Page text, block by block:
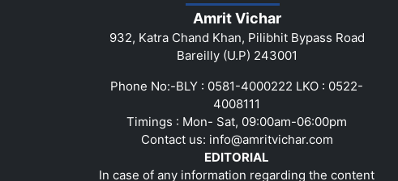
Amrit Vichar
932, Katra Chand Khan, Pilibhit Bypass Road
Bareilly (U.P) 243001
Phone No:-BLY : 0581-4000222 LKO : 0522-
4008111
Timings : Mon- Sat, 09:00am-06:00pm
Contact us: info@amritvichar.com
EDITORIAL
In case of any information regarding the content